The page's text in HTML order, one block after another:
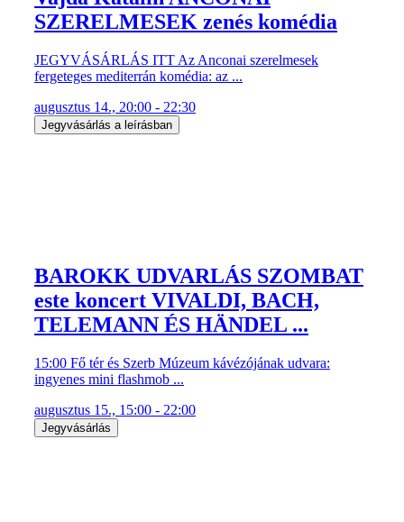
SZERELMESEK zenés komédia
JEGYVÁSÁRLÁS ITT Az Anconai szerelmesek
fergeteges mediterrán komédia: az ...
augusztus 14., 20:00 - 22:30
Jegyvásárlás a leírásban
BAROKK UDVARLÁS SZOMBAT
este koncert VIVALDI, BACH,
TELEMANN ÉS HÄNDEL ...
15:00 Fő tér és Szerb Múzeum kávézójának udvara:
ingyenes mini flashmob ...
augusztus 15., 15:00 - 22:00
Jegyvásárlás